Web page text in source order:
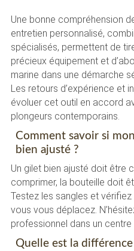
Une bonne compréhension
entretien personnalisé,
spécialisés, permettent de
précieux équipement et
marine dans une démarche
Les retours d’expérience et
évoluer cet outil en accord
plongeurs contemporains.
Comment savoir si
bien ajusté ?
Un gilet bien ajusté doit être
comprimer, la bouteille doit
Testez les sangles et vérifiez
vous vous déplacez.
professionnel dans un
Quelle est la